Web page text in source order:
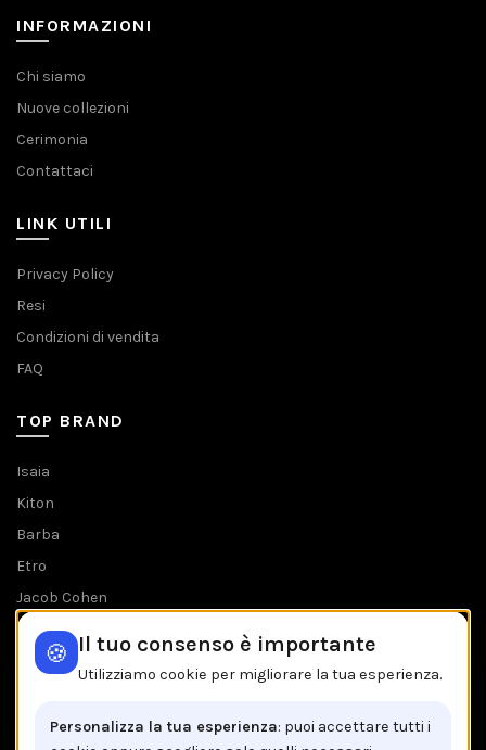
INFORMAZIONI
Chi siamo
Nuove collezioni
Cerimonia
Contattaci
LINK UTILI
Privacy Policy
Resi
Condizioni di vendita
FAQ
TOP BRAND
Isaia
Kiton
Barba
Etro
Jacob Cohen
Tombolini
Tutti i brands
🍪 Il tuo consenso è importante
Utilizziamo cookie per migliorare la tua esperienza.
Personalizza la tua esperienza: puoi accettare tutti i